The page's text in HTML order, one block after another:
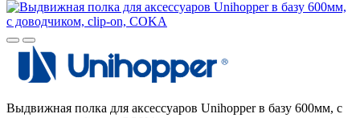
Выдвижная полка для аксессуаров Unihopper в базу 600мм, с